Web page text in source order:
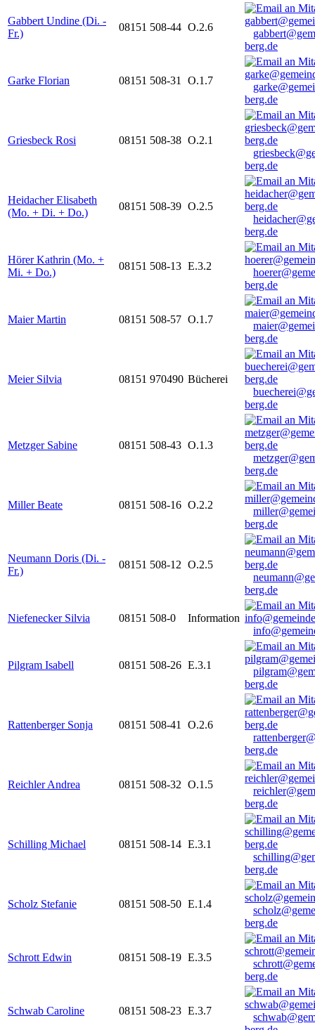
Gabbert Undine (Di. -
Fr.)
08151 508-44 O.2.6
berg.de
Garke Florian 08151 508-31 O.1.7
berg.de
Griesbeck Rosi 08151 508-38 O.2.1
berg.de
Heidacher Elisabeth
(Mo. + Di. + Do.)
08151 508-39 O.2.5
berg.de
Hörer Kathrin (Mo. +
Mi. + Do.)
08151 508-13 E.3.2
berg.de
Maier Martin 08151 508-57 O.1.7
berg.de
Meier Silvia 08151 970490 Bücherei
berg.de
Metzger Sabine 08151 508-43 O.1.3
berg.de
Miller Beate 08151 508-16 O.2.2
berg.de
Neumann Doris (Di. -
Fr.)
08151 508-12 O.2.5
berg.de
Niefenecker Silvia 08151 508-0
Information
Pilgram Isabell 08151 508-26 E.3.1
berg.de
Rattenberger Sonja 08151 508-41
O.2.6
berg.de
Reichler Andrea 08151 508-32 O.1.5
berg.de
Schilling Michael 08151 508-14 E.3.1
berg.de
Scholz Stefanie 08151 508-50 E.1.4
berg.de
Schrott Edwin 08151 508-19 E.3.5
berg.de
Schwab Caroline 08151 508-23 E.3.7